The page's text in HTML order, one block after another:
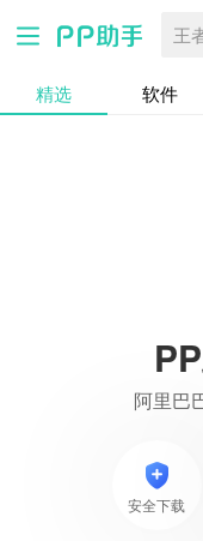
王
精选 软件
阿里巴
安全下载